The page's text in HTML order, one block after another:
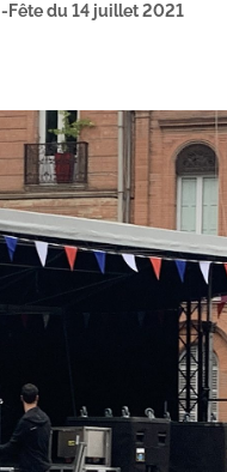
-Fête du 14 juillet 2021